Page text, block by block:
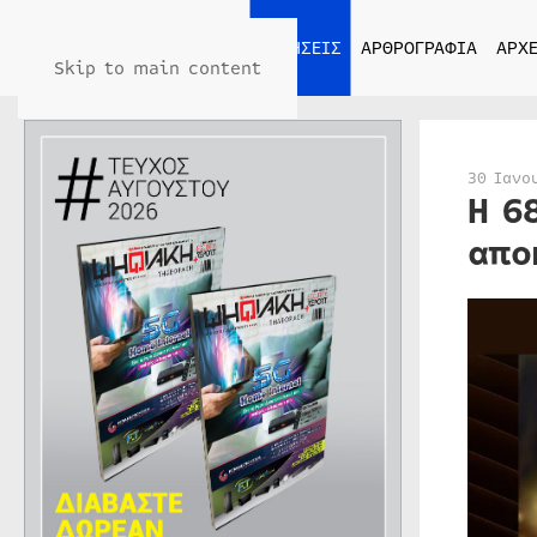
Skip to main content
ΕΙΔΗΣΕΙΣ ΑΡΘΡΟΓΡΑΦΙΑ
30
H